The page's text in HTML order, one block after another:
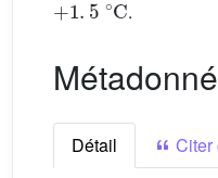
.
Détail
Citer